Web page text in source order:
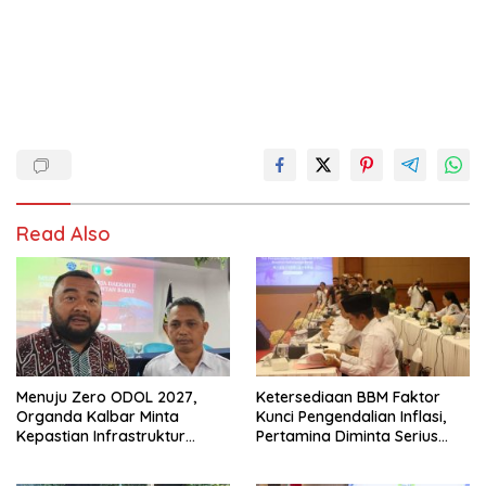
Read Also
Menuju Zero ODOL 2027,
Organda Kalbar Minta
Kepastian Infrastruktur
Ketersediaan BBM Faktor
Kunci Pengendalian Inflasi,
Pertamina Diminta Serius